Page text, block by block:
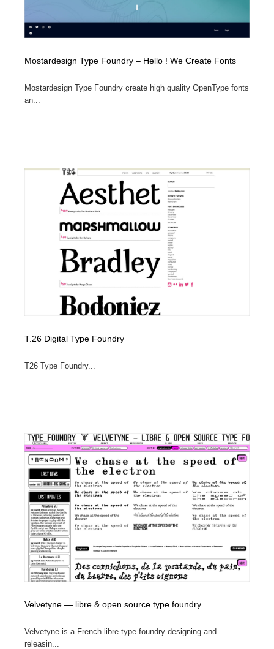
Mostardesign Type Foundry – Hello ! We Create Fonts
Mostardesign Type Foundry create high quality OpenType fonts
an...
T.26 Digital Type Foundry
T26 Type Foundry...
Velvetyne — libre & open source type foundry
Velvetyne is a French libre type foundry designing and
releasin...